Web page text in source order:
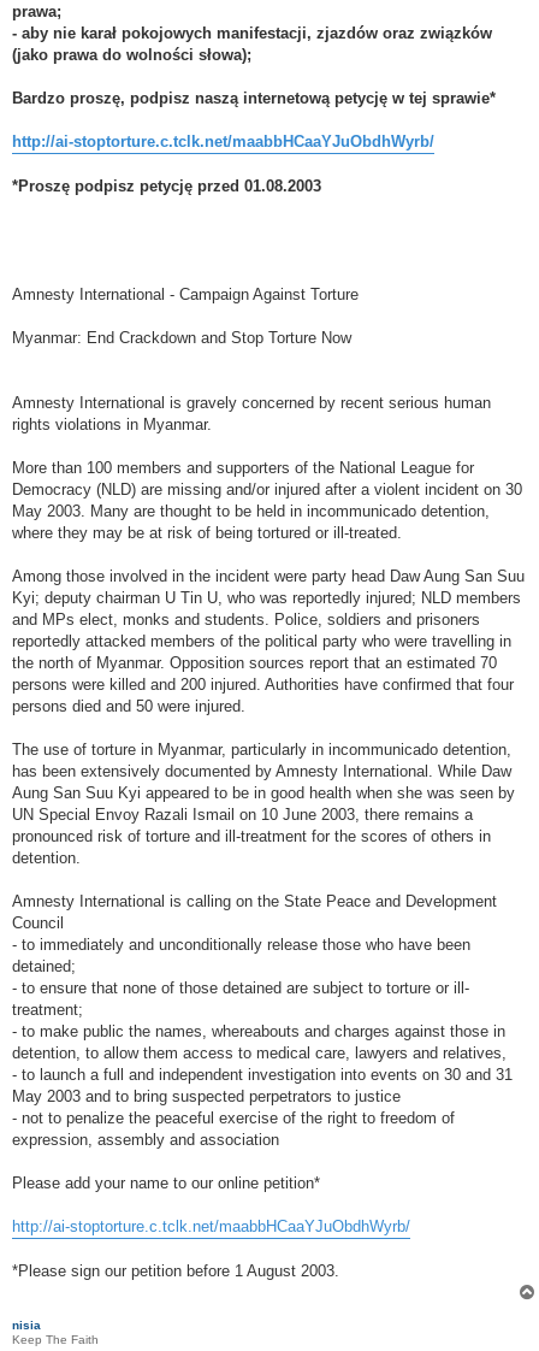
prawa;
- aby nie karał pokojowych manifestacji, zjazdów oraz związków
(jako prawa do wolności słowa);
Bardzo proszę, podpisz naszą internetową petycję w tej sprawie*
http://ai-stoptorture.c.tclk.net/maabbHCaaYJuObdhWyrb/
*Proszę podpisz petycję przed 01.08.2003
Amnesty International - Campaign Against Torture
Myanmar: End Crackdown and Stop Torture Now
Amnesty International is gravely concerned by recent serious human
rights violations in Myanmar.
More than 100 members and supporters of the National League for
Democracy (NLD) are missing and/or injured after a violent incident on 30
May 2003. Many are thought to be held in incommunicado detention,
where they may be at risk of being tortured or ill-treated.
Among those involved in the incident were party head Daw Aung San Suu
Kyi; deputy chairman U Tin U, who was reportedly injured; NLD members
and MPs elect, monks and students. Police, soldiers and prisoners
reportedly attacked members of the political party who were travelling in
the north of Myanmar. Opposition sources report that an estimated 70
persons were killed and 200 injured. Authorities have confirmed that four
persons died and 50 were injured.
The use of torture in Myanmar, particularly in incommunicado detention,
has been extensively documented by Amnesty International. While Daw
Aung San Suu Kyi appeared to be in good health when she was seen by
UN Special Envoy Razali Ismail on 10 June 2003, there remains a
pronounced risk of torture and ill-treatment for the scores of others in
detention.
Amnesty International is calling on the State Peace and Development
Council
- to immediately and unconditionally release those who have been
detained;
- to ensure that none of those detained are subject to torture or ill-
treatment;
- to make public the names, whereabouts and charges against those in
detention, to allow them access to medical care, lawyers and relatives,
- to launch a full and independent investigation into events on 30 and 31
May 2003 and to bring suspected perpetrators to justice
- not to penalize the peaceful exercise of the right to freedom of
expression, assembly and association
Please add your name to our online petition*
http://ai-stoptorture.c.tclk.net/maabbHCaaYJuObdhWyrb/
*Please sign our petition before 1 August 2003.
nisia
Keep The Faith